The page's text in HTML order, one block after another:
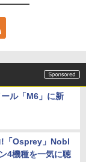
ル「M6」に新
!「Osprey」Nobl
4機種を一気に聴